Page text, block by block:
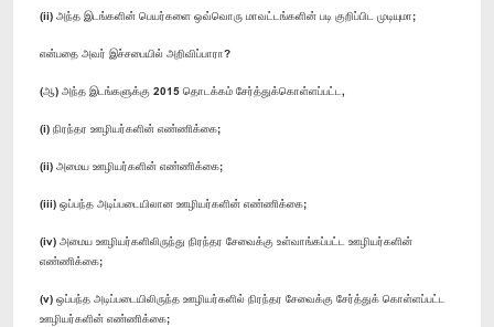
(ii) அந்த இடங்களின் பெயர்களை ஒவ்வொரு மாவட்டங்களின் படி குறிப்பிட முடியுமா;
என்பதை அவர் இச்சபையில் அறிவிப்பாரா?
(ஆ) அந்த இடங்களுக்கு 2015 தொடக்கம் சேர்த்துக்கொள்ளப்பட்ட,
(i) நிரந்தர ஊழியர்களின் எண்ணிக்கை;
(ii) அமைய ஊழியர்களின் எண்ணிக்கை;
(iii) ஒப்பந்த அடிப்படையிலான ஊழியர்களின் எண்ணிக்கை;
(iv) அமைய ஊழியர்களிலிருந்து நிரந்தர சேவைக்கு உள்வாங்கப்பட்ட ஊழியர்களின்
எண்ணிக்கை;
(v) ஒப்பந்த அடிப்படையிலிருந்த ஊழியர்களில் நிரந்தர சேவைக்கு சேர்த்துக் கொள்ளப்பட்ட
ஊழியர்களின் எண்ணிக்கை;